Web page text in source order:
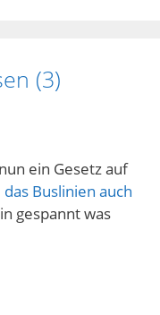
(3)
ein Gesetz auf
das Buslinien auch
gespannt was